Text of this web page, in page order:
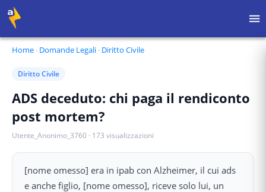
Home · Domande Legali · Diritto Civile
Diritto Civile
ADS deceduto: chi paga il rendiconto
post mortem?
Utente_Anonimo_3760 · 173 visualizzazioni
[nome omesso] era in ipab con Alzheimer, il cui ads
e anche figlio, [nome omesso], riceve solo lui, un